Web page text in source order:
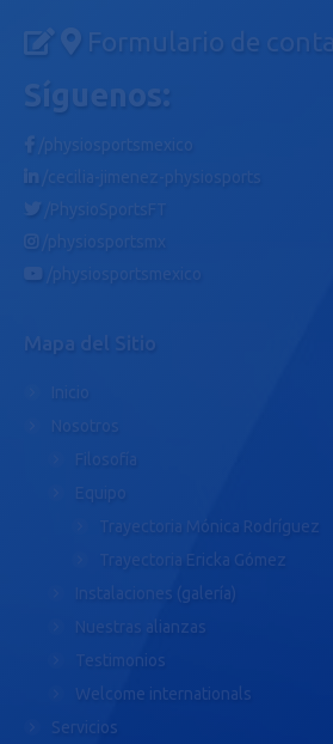
Formulario de
Síguenos:
/physiosportsmexico
/cecilia-jimenez-physiosports
/PhysioSportsFT
/physiosportsmx
/physiosportsmexico
Mapa del Sitio
Nosotros
Filosofía
Equipo
Trayectoria Mónica Rodríguez
Trayectoria Ericka Gómez
Instalaciones (galería)
Nuestras alianzas
Testimonios
Welcome internationals
Servicios